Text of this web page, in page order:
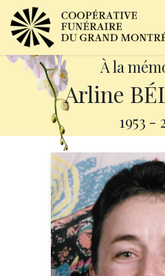
À la
Arline
1953 -